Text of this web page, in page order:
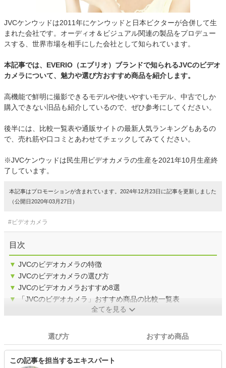
JVCケンウッドは2011年にケンウッドと日本ビクターが合併して生
まれた会社です。オーディオ＆ビジュアル関連の製品をプロデュー
スする、世界市場を相手にした会社として知られています。
本記事では、EVERIO（エブリオ）ブランドで知られるJVCのビデオ
カメラについて、魅力や選び方おすすめ商品を紹介します。
高機能で鮮明に撮影できるモデルや使いやすいモデル、中古でしか
購入できない旧品も紹介しているので、ぜひ参考にしてください。
後半には、比較一覧表や通販サイトの最新人気ランキングもあるの
で、売れ筋や口コミとあわせてチェックしてみてください。
※JVCケンウッドは民生用ビデオカメラの生産を2021年10月生産終
了しています。
本記事はプロモーションが含まれています。2024年12月23日に記事を更新しました
（公開日2020年03月27日）
#ビデオカメラ
目次
▼ JVCのビデオカメラの特徴
▼ JVCのビデオカメラの選び方
▼ JVCのビデオカメラおすすめ8選
▼
「JVCのビデオカメラ」おすすめ商品の比較一覧表
全てを見る
選び方 おすすめ商品
この記事を担当するエキスパート